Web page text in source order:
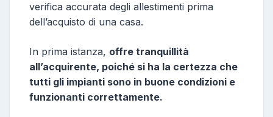
verifica accurata degli allestimenti prima
dell’acquisto di una casa.
In prima istanza, offre tranquillità
all’acquirente, poiché si ha la certezza che
tutti gli impianti sono in buone condizioni e
funzionanti correttamente.